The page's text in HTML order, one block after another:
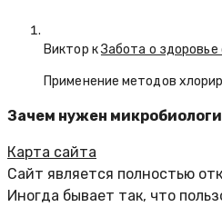
Виктор кЗабота о
Применение методов
Зачем нужен
Карта сайта
Сайт является полностью
Иногда бывает так, что